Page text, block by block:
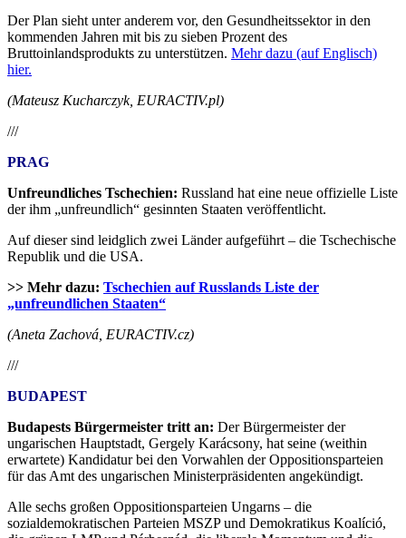
Der Plan sieht unter anderem vor, den Gesundheitssektor in den
kommenden Jahren mit bis zu sieben Prozent des
Bruttoinlandsprodukts zu unterstützen. Mehr dazu (auf Englisch)
hier.
(Mateusz Kucharczyk, EURACTIV.pl)
///
PRAG
Unfreundliches Tschechien: Russland hat eine neue offizielle Liste
der ihm „unfreundlich“ gesinnten Staaten veröffentlicht.
Auf dieser sind leidglich zwei Länder aufgeführt – die Tschechische
Republik und die USA.
>> Mehr dazu: Tschechien auf Russlands Liste der
„unfreundlichen Staaten“
(Aneta Zachová, EURACTIV.cz)
///
BUDAPEST
Budapests Bürgermeister tritt an: Der Bürgermeister der
ungarischen Hauptstadt, Gergely Karácsony, hat seine (weithin
erwartete) Kandidatur bei den Vorwahlen der Oppositionsparteien
für das Amt des ungarischen Ministerpräsidenten angekündigt.
Alle sechs großen Oppositionsparteien Ungarns – die
sozialdemokratischen Parteien MSZP und Demokratikus Koalíció,